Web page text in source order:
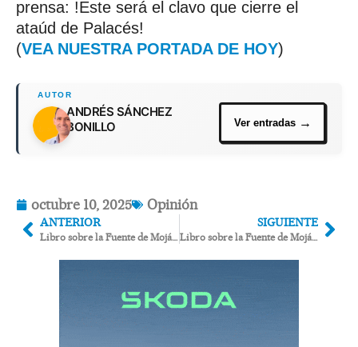
prensa: !Este será el clavo que cierre el
ataúd de Palacés!
(VEA NUESTRA PORTADA DE HOY)
ANDRÉS SÁNCHEZ
BONILLO
octubre 10, 2025 Opinión
ANTERIOR
Libro sobre la Fuente de Mojácar: contestación a preguntas incómodas (I)
SIGUIENTE
Libro sobre la Fuente de Mojácar: contestación a preguntas incómodas (II)